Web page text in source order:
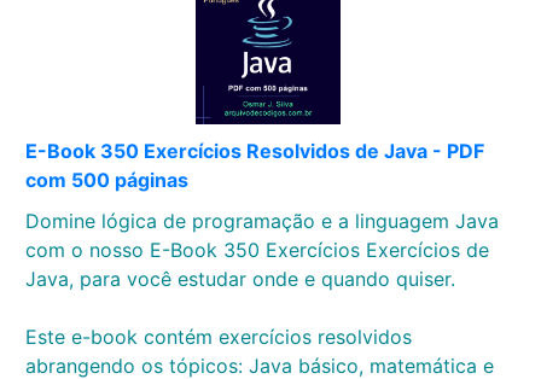
E-Book 350 Exercícios Resolvidos de Java - PDF
com 500 páginas
Domine lógica de programação e a linguagem Java
com o nosso E-Book 350 Exercícios Exercícios de
Java, para você estudar onde e quando quiser.
Este e-book contém exercícios resolvidos
abrangendo os tópicos: Java básico, matemática e